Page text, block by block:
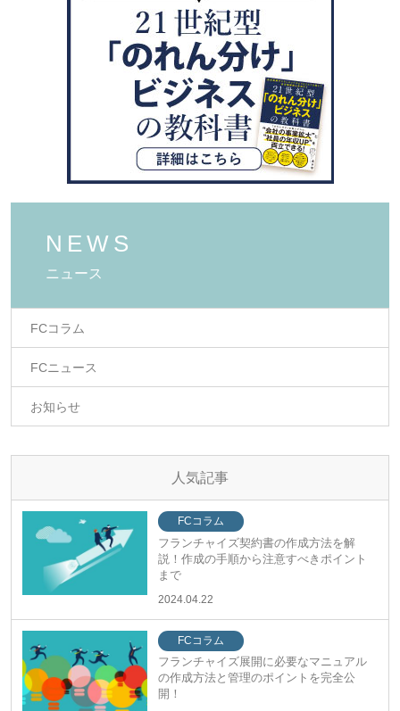
NEWS
ニュース
FCコラム
FCニュース
お知らせ
人気記事
FCコラム
フランチャイズ契約書の作成方法を解
説！作成の手順から注意すべきポイント
まで
2024.04.22
FCコラム
フランチャイズ展開に必要なマニュアル
の作成方法と管理のポイントを完全公
開！